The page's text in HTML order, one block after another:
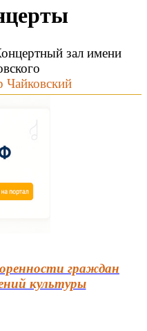
зал имени
Чайковский
граждан
культуры